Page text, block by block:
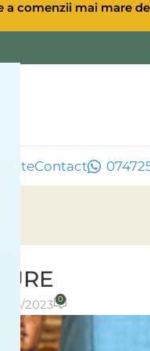
a comenzii mai mare
OferteContact
03/2023 0